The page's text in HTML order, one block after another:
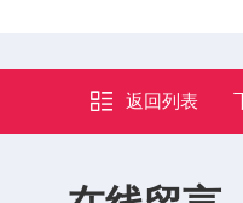
返回列表